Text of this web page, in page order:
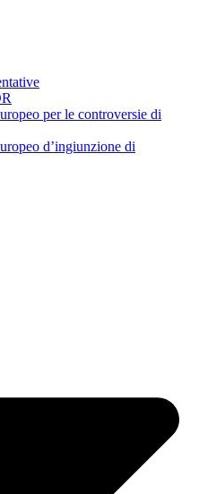
per le controversie di
d’ingiunzione di